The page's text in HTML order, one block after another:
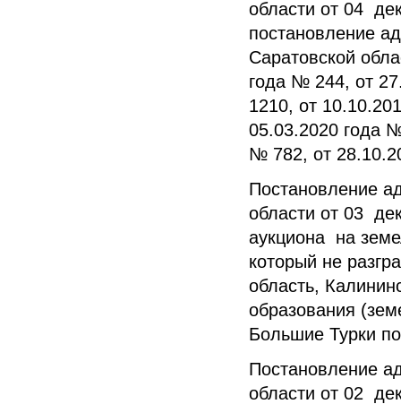
области от 04
постановление
Саратовской
года № 244, от
1210, от
05.03.2020 года
№ 782, от
Постановление
области от 03
аукциона на
который не
область,
образования
Большие Турки
Постановление
области от 02